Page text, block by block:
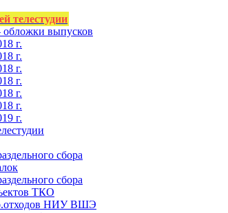
телестудии
выпусков
г.
г.
г.
г.
г.
г.
г.
сбора
сбора
ТКО
НИУ ВШЭ